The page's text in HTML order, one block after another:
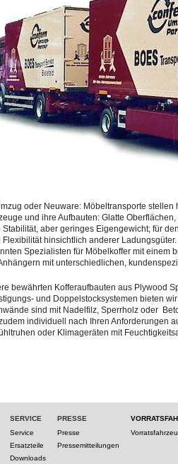
oder Neuware: Möbeltransporte
und ihre Aufbauten: Glatte
Stabilität, aber geringes Eigengewicht; für
Flexibilität hinsichtlich anderer
Spezialisten für Möbelkoffer mit einem
mit unterschiedlichen,
bewährten Kofferaufbauten aus Plywood
und Doppelstocksystemen bieten
sind mit Nadelfilz, Sperrholz oder
individuell nach Ihren Anforderungen
oder Klimageräten mit
SERVICE
Service
Ersatzteile
Downloads
PRESSE
Presse
Pressemitteilungen